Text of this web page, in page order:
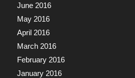
June 2016
May 2016
April 2016
March 2016
February 2016
January 2016